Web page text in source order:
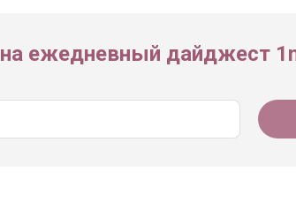
ежедневный дайджест